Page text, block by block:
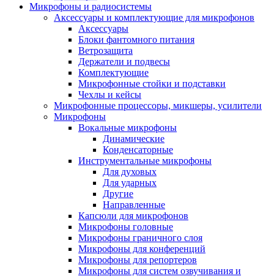
Микрофоны и радиосистемы
Аксессуары и комплектующие для микрофонов
Аксессуары
Блоки фантомного питания
Ветрозащита
Держатели и подвесы
Комплектующие
Микрофонные стойки и подставки
Чехлы и кейсы
Микрофонные процессоры, микшеры, усилители
Микрофоны
Вокальные микрофоны
Динамические
Конденсаторные
Инструментальные микрофоны
Для духовых
Для ударных
Другие
Направленные
Капсюли для микрофонов
Микрофоны головные
Микрофоны граничного слоя
Микрофоны для конференций
Микрофоны для репортеров
Микрофоны для систем озвучивания и